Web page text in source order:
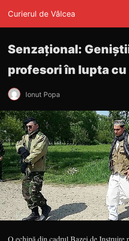
Curierul de Vâlcea
Senzațional:
profesori în lupta
Ionut Popa
O echipă din cadrul Bazei de Instruire